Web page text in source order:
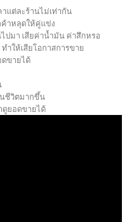
าแต่ละร้านไม่เท่ากัน
าหลุดให้คู่แข่ง
ปมา เสียค่าน้ำมัน ค่าสึกหรอ
ำให้เสียโอกาสการขาย
ดขายได้
นชีวิตมากขึ้น
ดูยอดขายได้